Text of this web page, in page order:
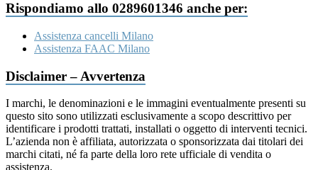
Rispondiamo allo 0289601346 anche per:
Assistenza cancelli Milano
Assistenza FAAC Milano
Disclaimer – Avvertenza
I marchi, le denominazioni e le immagini eventualmente presenti su
questo sito sono utilizzati esclusivamente a scopo descrittivo per
identificare i prodotti trattati, installati o oggetto di interventi tecnici.
L’azienda non è affiliata, autorizzata o sponsorizzata dai titolari dei
marchi citati, né fa parte della loro rete ufficiale di vendita o
assistenza.